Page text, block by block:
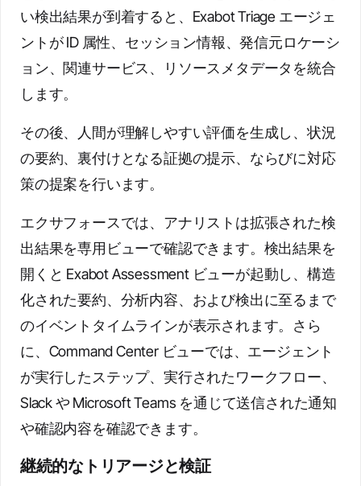
い検出結果が到着すると、Exabot Triage エージェ
ントが ID 属性、セッション情報、発信元ロケーシ
ョン、関連サービス、リソースメタデータを統合
します。
その後、人間が理解しやすい評価を生成し、状況
の要約、裏付けとなる証拠の提示、ならびに対応
策の提案を行います。
エクサフォースでは、アナリストは拡張された検
出結果を専用ビューで確認できます。検出結果を
開くと Exabot Assessment ビューが起動し、構造
化された要約、分析内容、および検出に至るまで
のイベントタイムラインが表示されます。さら
に、Command Center ビューでは、エージェント
が実行したステップ、実行されたワークフロー、
Slack や Microsoft Teams を通じて送信された通知
や確認内容を確認できます。
継続的なトリアージと検証